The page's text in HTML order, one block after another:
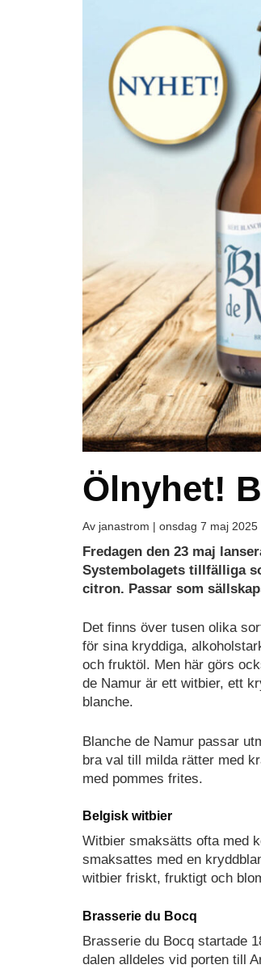
Ölnyhet!
Av janastrom | onsdag 7 maj 2025
Fredagen den 23 maj
Systembolagets tillfälliga
citron. Passar som
Det finns över tusen olika
för sina kryddiga,
och fruktöl. Men här görs
de Namur är ett witbier, ett
blanche.
Blanche de Namur passar
bra val till milda rätter med
med pommes frites.
Belgisk witbier
Witbier smaksätts ofta med
smaksattes med en
witbier friskt, fruktigt och
Brasserie du Bocq
Brasserie du Bocq startade
dalen alldeles vid porten till